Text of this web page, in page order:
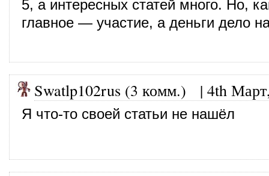
5, а интересных статей много. Но,
главное — участие, а деньги дело
Swatlp102rus (3 комм.) | 4th
Я что-то своей статьи не нашёл